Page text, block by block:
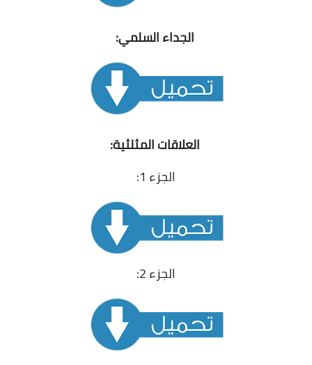
كتب
منوعات
الجداء السلمي:
العلاقات المثلثية:
الجزء 1:
الجزء 2: